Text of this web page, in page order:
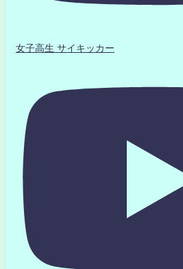
女子高生 サイキッカー